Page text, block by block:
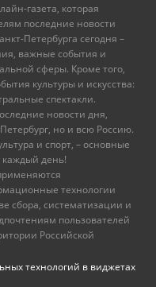
газета, которая
последние новости
Петербурга сегодня –
важные события и
сферы. Кроме того,
культуры и искусства:
спектакли.
новости дня,
но и всю Россию.
и спорт, – основные
каждый день!
технологии
сбора, систематизации и
пользователей
Российской
технологий в виджетах